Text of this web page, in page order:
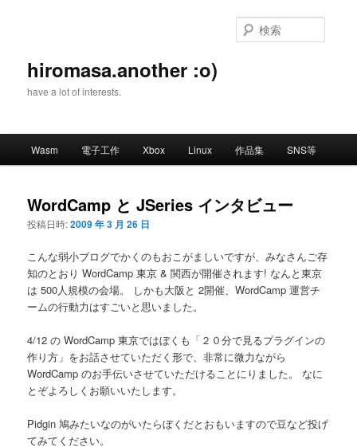
hiromasa.another :o)
have a lot of interests.
Wasm 電子工作 Xbox Linux 作品集 SNS等
WordCamp と JSeries インタビュー
投稿日時:2009 年 3 月 26 日
こんな弱小ブログでかくのもおこがましいですが、みなさんご存
知のとおり WordCamp 東京 & 関西が開催されます! なんと東京
は 500人規模の会場。 しかも大阪と 2開催、WordCamp 運営チ
ームの行動力はすごいと思いました。
4/12 の WordCamp 東京ではぼくも「２０分で見るプラグインの
作り方」をお話させていただく形で、非常に微力ながら
WordCamp のお手伝いさせていただけることにりました。 なに
とぞよろしくお願いいたします。
Pidgin 鳩みたいなのがいたらぼくだとおもいますので豆など投げ
てみてください。